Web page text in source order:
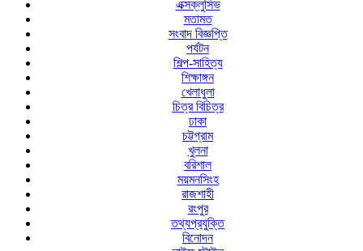
এক্সক্লুসিভ
মতামত
সংবাদ বিজ্ঞপ্তি
পর্যটন
শিল্প-সাহিত্য
শিক্ষাঙ্গন
খেলাধুলা
চিত্র বিচিত্র
ঢাকা
চট্টগ্রাম
খুলনা
বরিশাল
ময়মনসিংহ
রাজশাহী
রংপুর
তথ্যপ্রযুক্তি
বিনোদন